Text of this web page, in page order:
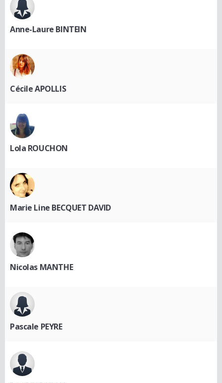
Anne-Laure BINTEIN
Cécile APOLLIS
Lola ROUCHON
Marie Line BECQUET DAVID
Nicolas MANTHE
Pascale PEYRE